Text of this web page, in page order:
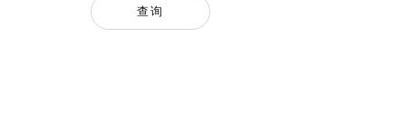
MICHAEL MÜLLER
查询